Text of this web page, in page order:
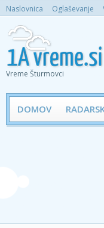
Naslovnica Oglaševanje
Vreme Šturmovci
DOMOV